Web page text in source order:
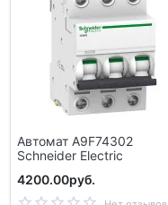
Автомат A9F74302
Schneider Electric
4200.00руб.